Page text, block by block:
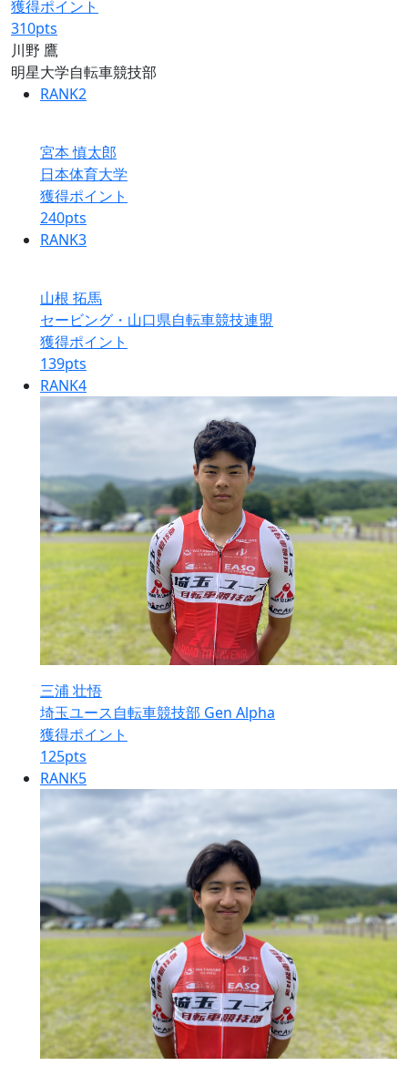
獲得ポイント
310pts
川野 鷹
明星大学自転車競技部
RANK2
宮本 慎太郎
日本体育大学
獲得ポイント
240pts
RANK3
山根 拓馬
セービング・山口県自転車競技連盟
獲得ポイント
139pts
RANK4
三浦 壮悟
埼玉ユース自転車競技部 Gen Alpha
獲得ポイント
125pts
RANK5